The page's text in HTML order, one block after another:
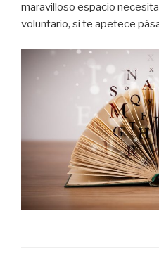
maravilloso espacio
voluntario, si te apetece